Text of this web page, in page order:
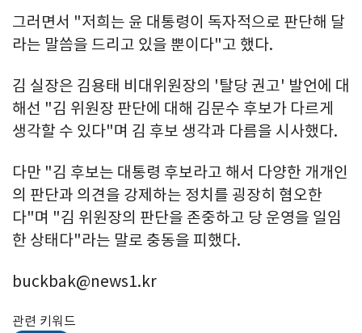
그러면서 "저희는 윤 대통령이 독자적으로 판단해 달
라는 말씀을 드리고 있을 뿐이다"고 했다.
김 실장은 김용태 비대위원장의 '탈당 권고' 발언에 대
해선 "김 위원장 판단에 대해 김문수 후보가 다르게
생각할 수 있다"며 김 후보 생각과 다름을 시사했다.
다만 "김 후보는 대통령 후보라고 해서 다양한 개개인
의 판단과 의견을 강제하는 정치를 굉장히 혐오한
다"며 "김 위원장의 판단을 존중하고 당 운영을 일임
한 상태다"라는 말로 충동을 피했다.
buckbak@news1.kr
관련 키워드